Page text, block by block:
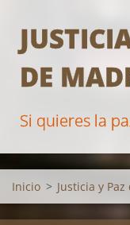
DE
Si quieres la
Inicio > Justicia y